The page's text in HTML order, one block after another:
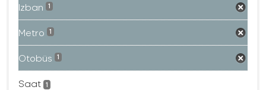
Izban 1
Metro 1
Otobüs 1
Saat 1